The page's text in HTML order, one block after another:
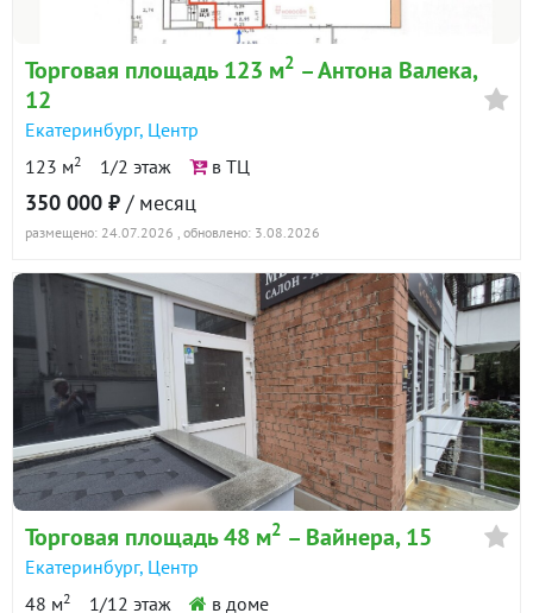
Торговая площадь 123 м2 – Антона Валека,
12
Екатеринбург, Центр
123 м2 1/2 этаж в ТЦ
350 000 ₽ / месяц
размещено: 24.07.2026 , обновлено: 3.08.2026
Торговая площадь 48 м2 – Вайнера, 15
Екатеринбург, Центр
48 м2 1/12 этаж в доме